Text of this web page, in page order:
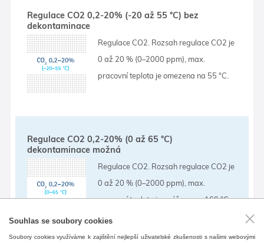
Regulace CO2 0,2-20% (-20 až 55 °C) bez
dekontaminace
Regulace CO2. Rozsah regulace CO2 je
0 až 20 % (0–2000 ppm), max.
pracovní teplota je omezena na 55 °C.
Regulace CO2 0,2-20% (0 až 65 °C)
dekontaminace možná
Regulace CO2. Rozsah regulace CO2 je
0 až 20 % (0–2000 ppm), max.
pracovní teplota je zvýšena na 160 °C.
Životnost sondy je omezena počtem
dekontaminačních cyklů.
Souhlas se soubory cookies
Soubory cookies využíváme k zajištění nejlepší uživatelské zkušenosti s našimi webovými